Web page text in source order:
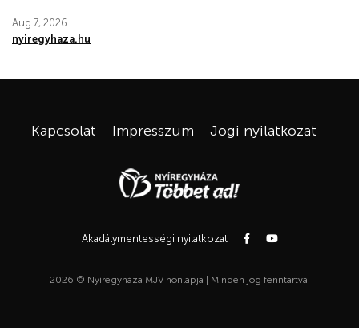
Aug 7, 2026
nyiregyhaza.hu
Kapcsolat Impresszum Jogi nyilatkozat
Akadálymentességi nyilatkozat
2026 © Nyíregyháza MJV honlapja | Minden jog fenntartva.